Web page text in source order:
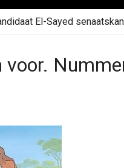
El-Sayed
voor.